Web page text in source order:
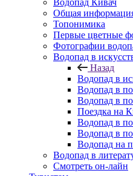
Водопад Кивач
Общая
Топонимика
Первые цветные
Фотографии
Водопад в
Назад
Водопад в
Водопад в
Водопад в
Поездка на
Водопад в
Водопад в
Водопад на
Водопад в
Смотреть он-лайн